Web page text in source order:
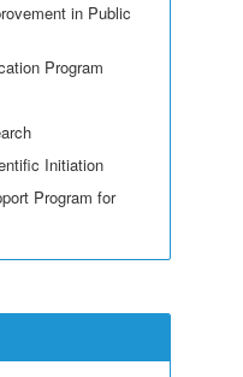
in Public
Program
Initiation
Program for